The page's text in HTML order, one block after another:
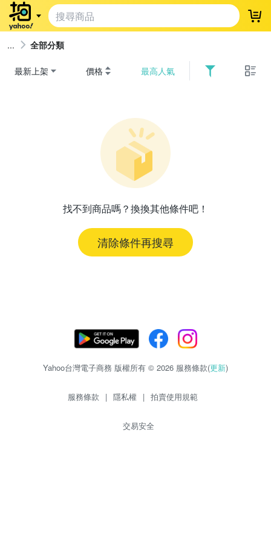
登
全部分類
最新上架 價格 最高人氣
找不到商品嗎？換換其他條件吧！
清除條件再搜尋
Yahoo台灣電子商務 版權所有 © 2026 服務條款(更新)
服務條款 | 隱私權 | 拍賣使用規範
交易安全